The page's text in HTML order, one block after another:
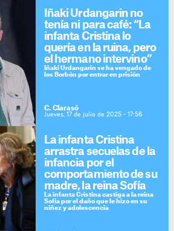
Iñaki Urdangarin no
tenía ni para café: “La
infanta Cristina lo
quería en la ruina, pero
el hermano intervino”
Iñaki Urdangarin se ha vengado de
los Borbón por entrar en prisión
C. Clarasó
Jueves, 17 de julio de 2025 - 17:56
La infanta Cristina
arrastra secuelas de la
infancia por el
comportamiento de su
madre, la reina Sofía
La infanta Cristina castiga a la reina
Sofía por el daño que le hizo en su
niñez y adolescencia